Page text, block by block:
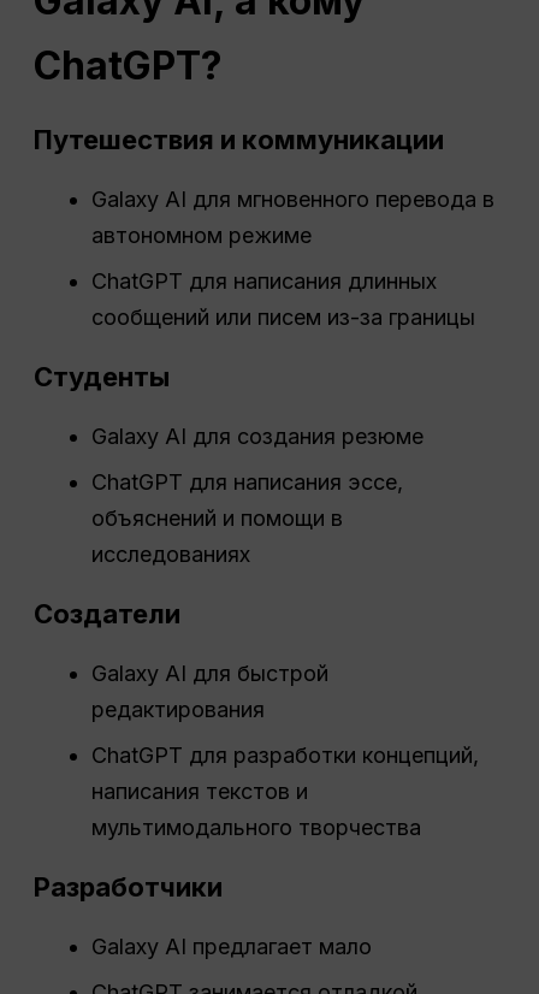
ChatGPT?
Путешествия и коммуникации
Galaxy AI для мгновенного перевода в
автономном режиме
ChatGPT для написания длинных
сообщений или писем из-за границы
Студенты
Galaxy AI для создания резюме
ChatGPT для написания эссе,
объяснений и помощи в
исследованиях
Создатели
Galaxy AI для быстрой
редактирования
ChatGPT для разработки концепций,
написания текстов и
мультимодального творчества
Разработчики
Galaxy AI предлагает мало